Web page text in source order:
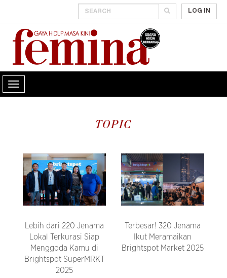
LOG IN
TOPIC
Lebih dari 220 Jenama
Lokal Terkurasi Siap
Menggoda Kamu di
Brightspot SuperMRKT
2025
Terbesar! 320 Jenama
Ikut Meramaikan
Brightspot Market 2025